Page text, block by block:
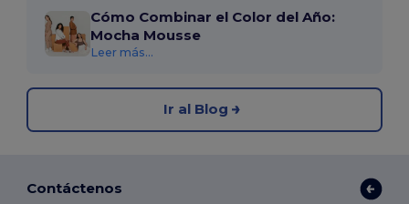
Cómo Combinar el Color del Año:
Mocha Mousse
Leer más...
Ir al Blog
Contáctenos